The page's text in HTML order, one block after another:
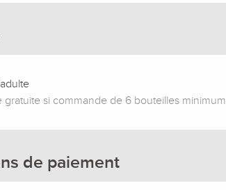
gratuite si commande de 6 bouteilles minimum
de paiement